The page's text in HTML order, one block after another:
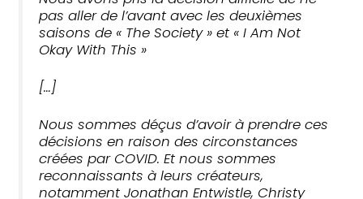
pas aller de l’avant avec les deuxièmes
saisons de « The Society » et «I Am Not
Okay With This »
[…]
Nous sommes déçus d’avoir à prendre ces
décisions en raison des circonstances
créées par COVID. Et nous sommes
reconnaissants à leurs créateurs,
notamment Jonathan Entwistle, Christy